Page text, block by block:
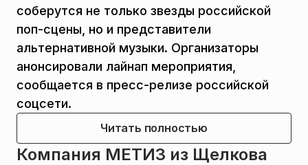
соберутся не только звезды российской
поп-сцены, но и представители
альтернативной музыки. Организаторы
анонсировали лайнап мероприятия,
сообщается в пресс-релизе российской
соцсети.
Читать полностью
Компания МЕТИЗ из Щелкова